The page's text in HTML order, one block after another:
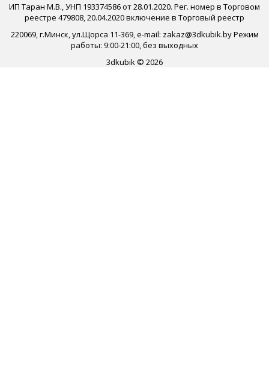
ИП Таран М.В., УНП 193374586 от 28.01.2020. Рег. номер в Торговом
реестре 479808, 20.04.2020 включение в Торговый реестр
220069, г.Минск, ул.Щорса 11-369, e-mail: zakaz@3dkubik.by Режим
работы: 9:00-21:00, без выходных
3dkubik © 2026